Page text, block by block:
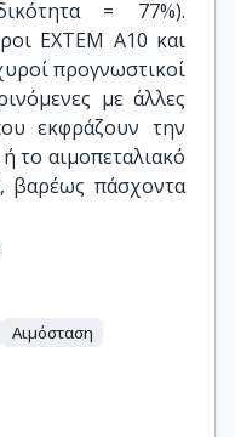
= 77%).
EXTEM A10 και
προγνωστικοί
με άλλες
εκφράζουν την
το αιμοπεταλιακό
βαρέως πάσχοντα
Αιμόσταση